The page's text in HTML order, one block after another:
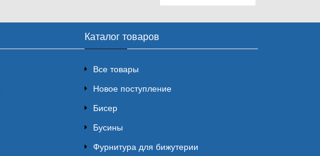
Каталог товаров
Все товары
Новое поступление
Бисер
Бусины
Фурнитура для бижутерии